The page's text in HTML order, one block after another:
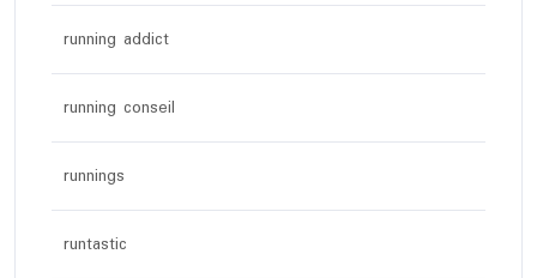
running addict
running conseil
runnings
runtastic